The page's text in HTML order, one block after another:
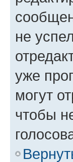
не
уже
могут
чтобы